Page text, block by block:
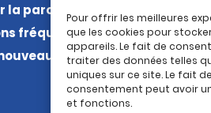
Pour offrir les meilleures
que les cookies pour
appareils. Le fait de
traiter des données telles
uniques sur ce site. Le fait
consentement peut avoir
et fonctions.
la paroisse
fréquentes